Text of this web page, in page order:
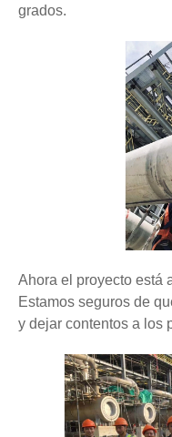
grados.
Ahora el proyecto está
Estamos seguros de
y dejar contentos a los